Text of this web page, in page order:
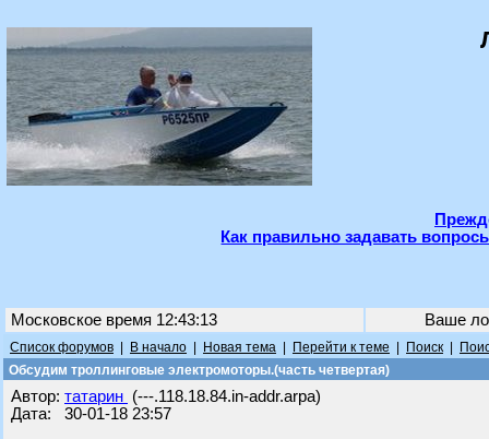
Как правильно задавать
Московское время 12:43:13 Ваше
Список форумов В начало Новая тема Перейти к теме Поиск
Обсудим троллинговые электромоторы.(часть четвертая)
Автор: татарин (---.118.18.84.in-addr.arpa)
Дата: 30-01-18 23:57